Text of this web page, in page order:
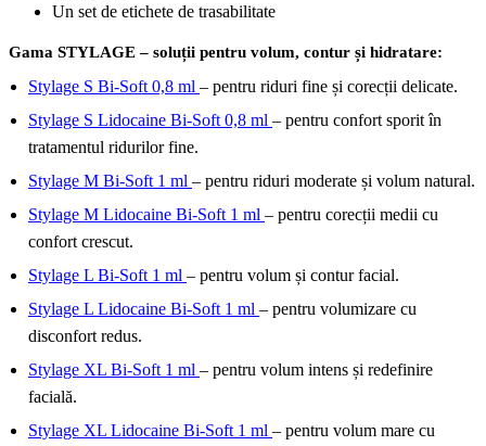
Un set de etichete de trasabilitate
Gama STYLAGE – soluții pentru volum, contur și hidratare:
Stylage S Bi-Soft 0,8 ml – pentru riduri fine și corecții delicate.
Stylage S Lidocaine Bi-Soft 0,8 ml – pentru confort sporit în
tratamentul ridurilor fine.
Stylage M Bi-Soft 1 ml – pentru riduri moderate și volum natural.
Stylage M Lidocaine Bi-Soft 1 ml – pentru corecții medii cu
confort crescut.
Stylage L Bi-Soft 1 ml – pentru volum și contur facial.
Stylage L Lidocaine Bi-Soft 1 ml – pentru volumizare cu
disconfort redus.
Stylage XL Bi-Soft 1 ml – pentru volum intens și redefinire
facială.
Stylage XL Lidocaine Bi-Soft 1 ml – pentru volum mare cu